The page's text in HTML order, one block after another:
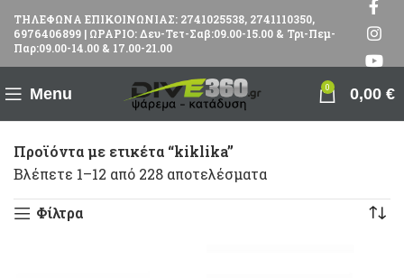
ΤΗΛΕΦΩΝΑ ΕΠΙΚΟΙΝΩΝΙΑΣ: 2741025538, 2741110350,
6976406899 | ΩΡΑΡΙΟ: Δευ-Τετ-Σαβ:09.00-15.00 & Τρι-Πεμ-
Παρ:09.00-14.00 & 17.00-21.00
Menu 0 0,00 €
Προϊόντα με ετικέτα “kiklika”
Βλέπετε 1–12 από 228 αποτελέσματα
Φίλτρα